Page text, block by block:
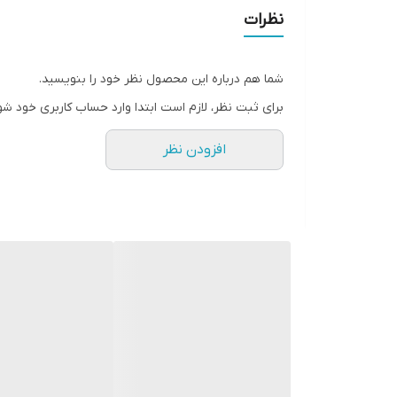
• افزایش حجم برای هر نوع مژه، حتی برای کوچکترین
• دارای فیبرهای حجم دهنده با منشا طبیعی و ویتامین F مغذی
• 92 درصد متوجه مژه‌های ضخیم تر تنها با یکبار استفاده شده اند.
• به راحتی با پاک کننده آرایش پاک می شود.
نظرات
شما هم درباره این محصول نظر خود را بنویسید.
برای ثبت نظر، لازم است ابتدا وارد حساب کاربری خود
افزودن نظر